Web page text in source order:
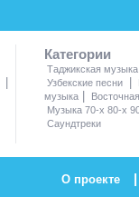
|
Категории
Таджикская музыка
Узбекские песни
|
музыка |
Музыка 70-х 80-х
Саундтреки
О проекте |